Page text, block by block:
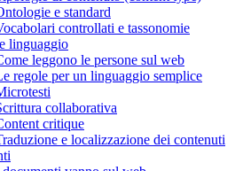
e standard
controllati e tassonomie
linguaggio
leggono le persone sul web
regole per un linguaggio semplice
collaborativa
critique
e localizzazione dei contenuti